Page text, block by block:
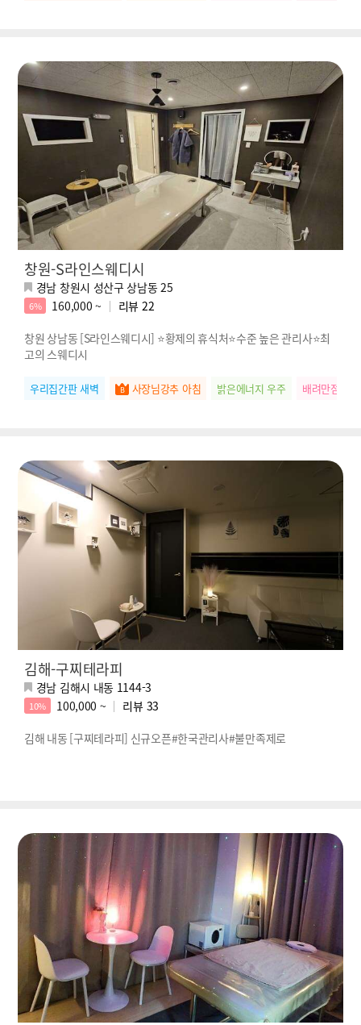
창원-S라인스웨디시
경남 창원시 성산구 상남동 25
6% 160,000 ~ 리뷰 22
창원 상남동 [S라인스웨디시] ⭐황제의 휴식처⭐수준 높은 관리사⭐최
고의 스웨디시
우리집간판 새벽 사장님강추 아침 밝은에너지 우주 배려만점 하나
김해-구찌테라피
경남 김해시 내동 1144-3
10% 100,000 ~ 리뷰 33
김해 내동 [구찌테라피] 신규오픈#한국관리사#불만족제로